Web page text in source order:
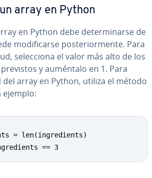
array en Python
en Python debe de­te­r­mi­nar­se de
mo­di­fi­car­se po­s­te­rio­r­me­n­te. Para
se­le­c­cio­na el valor más alto de los
y auméntalo en 1. Para
array en Python, utiliza el método
ejemplo:
= len(ingredients)
== 3